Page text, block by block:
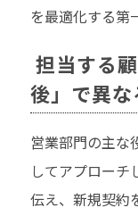
を最適化する第
担当する
後」で異な
営業部門の主な
してアプローチ
伝え、新規契約